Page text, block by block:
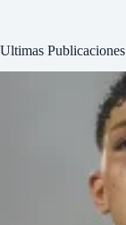
Ultimas Publicaciones